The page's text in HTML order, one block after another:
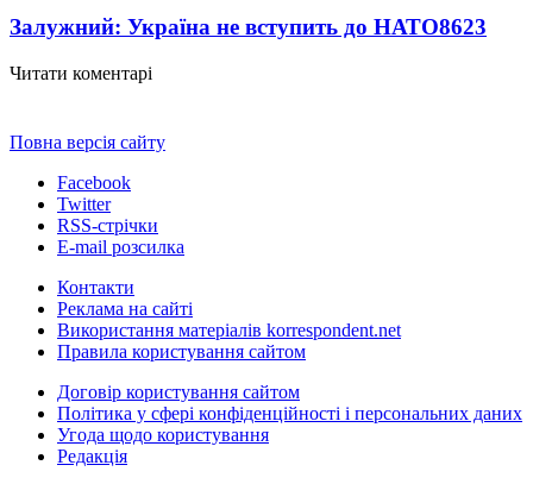
Залужний: Україна не вступить до НАТО8623
Читати коментарі
Повна версія сайту
Facebook
Twitter
RSS-стрічки
E-mail розсилка
Контакти
Реклама на сайті
Використання матеріалів korrespondent.net
Правила користування сайтом
Договір користування сайтом
Політика у сфері конфіденційності і персональних даних
Угода щодо користування
Редакція